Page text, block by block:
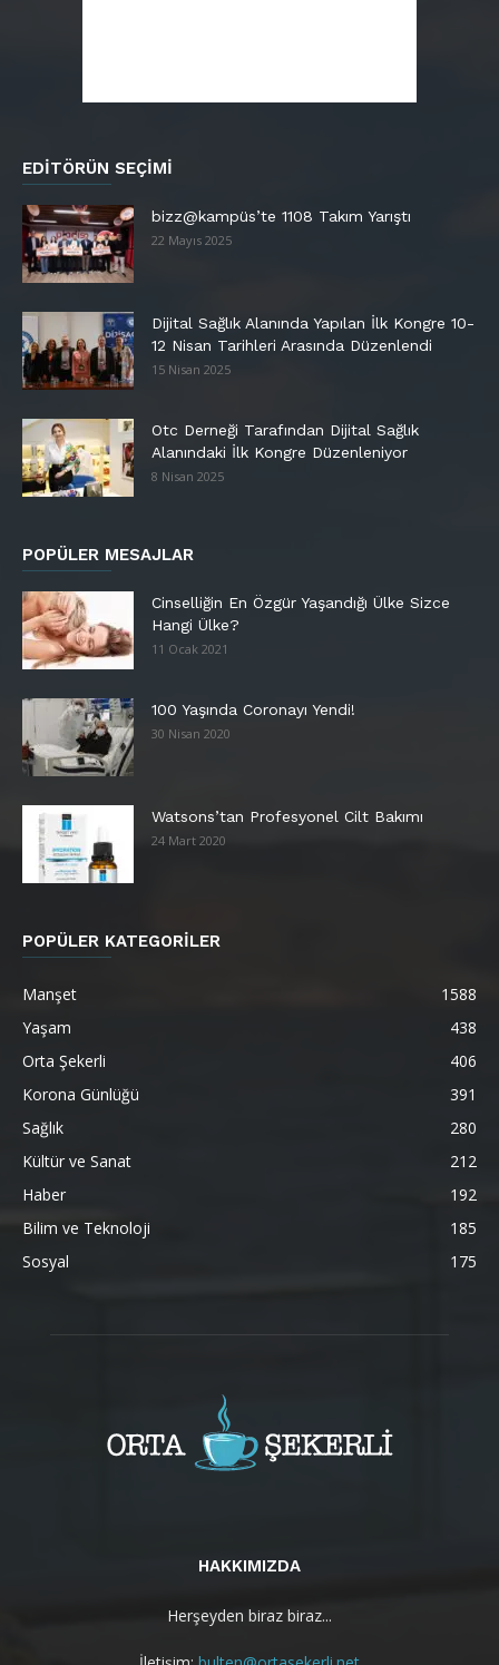
EDITÖRÜN SEÇIMI
bizz@kampüs’te 1108 Takım Yarıştı
22 Mayıs 2025
Dijital Sağlık Alanında Yapılan İlk Kongre 10-
12 Nisan Tarihleri Arasında Düzenlendi
15 Nisan 2025
Otc Derneği Tarafından Dijital Sağlık
Alanındaki İlk Kongre Düzenleniyor
8 Nisan 2025
POPÜLER MESAJLAR
Cinselliğin En Özgür Yaşandığı Ülke Sizce
Hangi Ülke?
11 Ocak 2021
100 Yaşında Coronayı Yendi!
30 Nisan 2020
Watsons’tan Profesyonel Cilt Bakımı
24 Mart 2020
POPÜLER KATEGORİLER
Manşet
1588
Yaşam
438
Orta Şekerli
406
Korona Günlüğü
391
Sağlık
280
Kültür ve Sanat
212
Haber
192
Bilim ve Teknoloji
185
Sosyal
175
HAKKIMIZDA
Herşeyden biraz biraz...